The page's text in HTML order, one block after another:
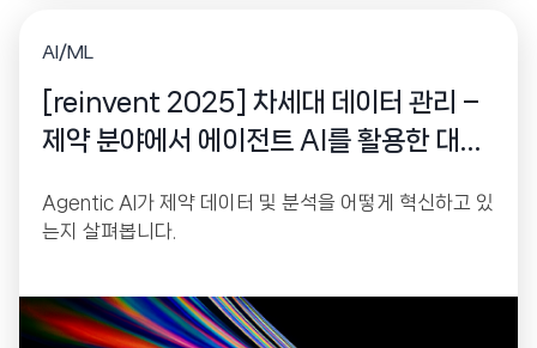
AI/ML
[reinvent 2025] 차세대 데이터 관리 –
제약 분야에서 에이전트 AI를 활용한 대규
Agentic AI가 제약 데이터 및 분석을 어떻게 혁신하고 있
는지 살펴봅니다.